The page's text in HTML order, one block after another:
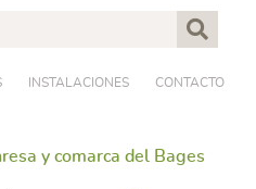
INSTALACIONES CONTACTO
y comarca del Bages